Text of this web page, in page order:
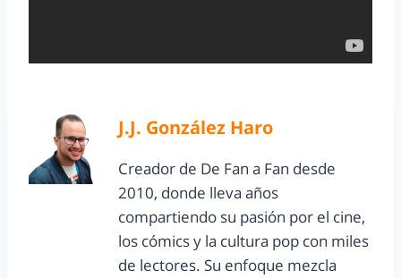
J.J. González Haro
Creador de De Fan a Fan desde
2010, donde lleva años
compartiendo su pasión por el cine,
los cómics y la cultura pop con miles
de lectores. Su enfoque mezcla